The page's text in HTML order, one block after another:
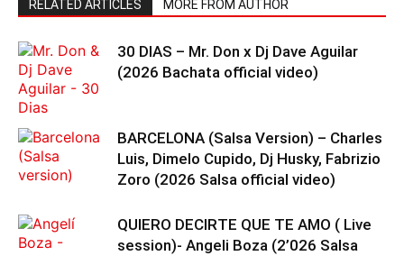
RELATED ARTICLES MORE FROM AUTHOR
30 DIAS – Mr. Don x Dj Dave Aguilar
(2026 Bachata official video)
BARCELONA (Salsa Version) – Charles
Luis, Dimelo Cupido, Dj Husky, Fabrizio
Zoro (2026 Salsa official video)
QUIERO DECIRTE QUE TE AMO ( Live
session)- Angeli Boza (2’026 Salsa